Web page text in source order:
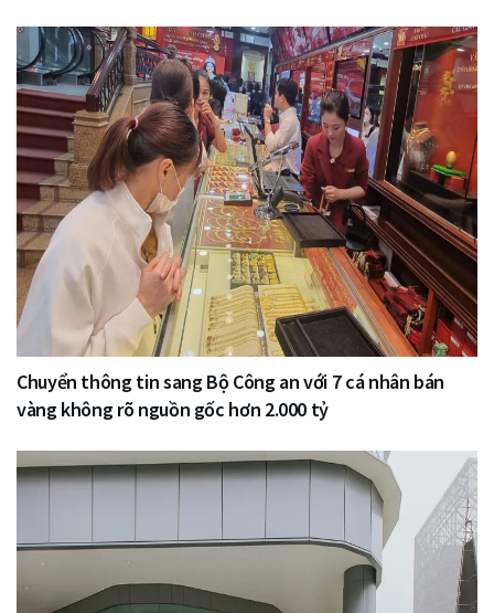
Chuyển thông tin sang Bộ Công an với 7 cá nhân bán
vàng không rõ nguồn gốc hơn 2.000 tỷ